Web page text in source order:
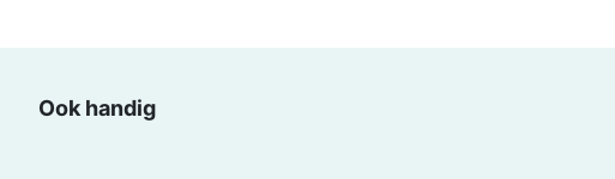
Ook handig